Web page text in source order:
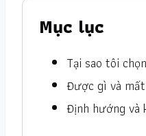
Mục lục
Tại sao tôi
Được gì và
Định hướng và